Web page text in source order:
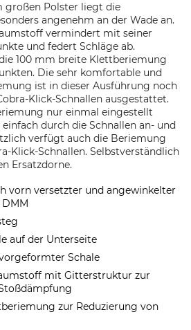
großen Polster liegt die
angenehm an der Wade an.
vermindert mit seiner
und federt Schläge ab.
100 mm breite Klettberiemung
Die sehr komfortable und
ist in dieser Ausführung noch
Klick-Schnallen ausgestattet.
nur einmal eingestellt
durch die Schnallen an- und
verfügt auch die Beriemung
Klick-Schnallen. Selbstverständlich
Ersatzdorne.
vorn versetzter und angewinkelter
auf der Unterseite
Schale
mit Gitterstruktur zur
zur Reduzierung von